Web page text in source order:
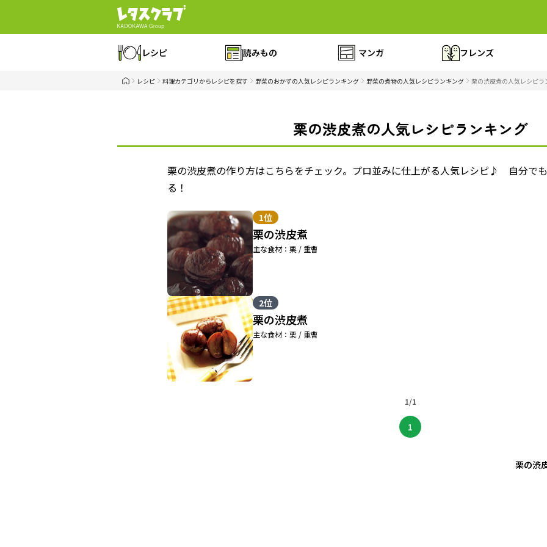
レシピ 読みもの マンガ フレンズ
レシピ 料理カテゴリからレシピを探す 野菜のおかずの人気レシピランキング 野菜の煮物の人気レシピランキング 栗の渋皮煮の人気レシピラ
栗の渋皮煮の人気レシピランキング
栗の渋皮煮の作り方はこちらをチェック。プロ並みに仕上がる人気レシピ♪ 自分で
る！
1位
栗の渋皮煮
主な食材：栗 / 重曹
2位
栗の渋皮煮
主な食材：栗 / 重曹
1/1
1
栗の渋